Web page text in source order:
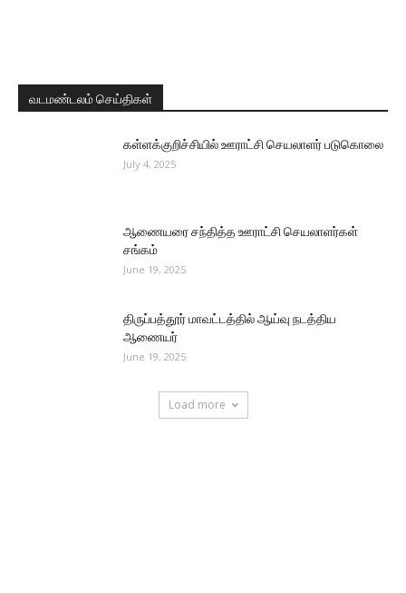
வடமண்டலம் செய்திகள்
கள்ளக்குறிச்சியில் ஊராட்சி செயலாளர் படுகொலை
July 4, 2025
ஆணையரை சந்தித்த ஊராட்சி செயலாளர்கள்
சங்கம்
June 19, 2025
திருப்பத்தூர் மாவட்டத்தில் ஆய்வு நடத்திய
ஆணையர்
June 19, 2025
Load more